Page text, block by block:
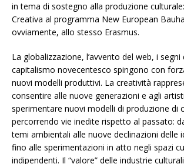
in tema di sostegno alla produzione
Creativa al programma New European
ovviamente, allo stesso Erasmus.
La globalizzazione, l’avvento del web, i segni
capitalismo novecentesco spingono con
nuovi modelli produttivi. La creatività
consentire alle nuove generazioni e agli
sperimentare nuovi modelli di produzione di
percorrendo vie inedite rispetto al passato:
temi ambientali alle nuove declinazioni delle
fino alle sperimentazioni in atto negli spazi
indipendenti. Il “valore” delle industrie